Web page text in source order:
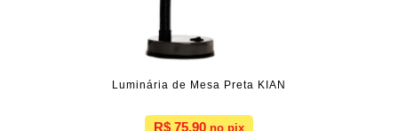
Luminária de Mesa Preta KIAN
R$ 75,90